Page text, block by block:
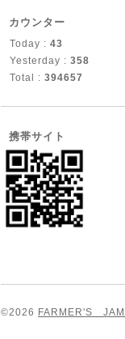
カウンター
Today : 43
Yesterday : 358
Total : 394657
携帯サイト
©2026 FARMER'S JAM